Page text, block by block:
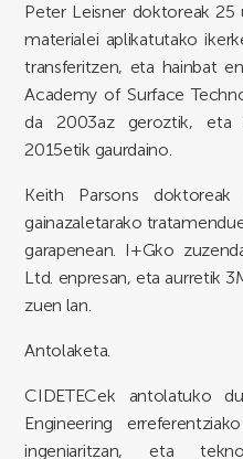
Peter Leisner doktoreak
materialei aplikatutako
transferitzen, eta hainbat
Academy of Surface
da 2003az geroztik, eta
2015etik gaurdaino.
Keith Parsons
gainazaletarako
garapenean. I+Gko
Ltd. enpresan, eta aurretik
zuen lan.
Antolaketa.
CIDETECek antolatuko
Engineering
ingeniaritzan, eta